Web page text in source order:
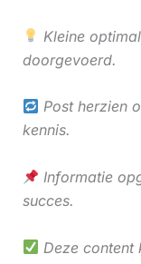
Kleine
doorgevoerd.
Post herzien
kennis.
Informatie
succes.
Deze